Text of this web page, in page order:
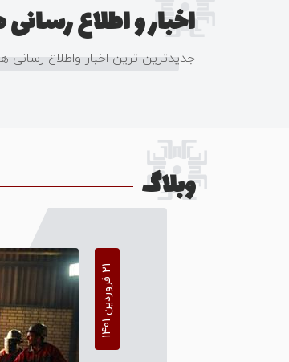
اخبار و اطلاع رسانی
جدیدترین ترین اخبار واطلاع رسانی
وبلاگ
2
1
ف
ر
و
ر
د
ی
ن
1
4
0
1